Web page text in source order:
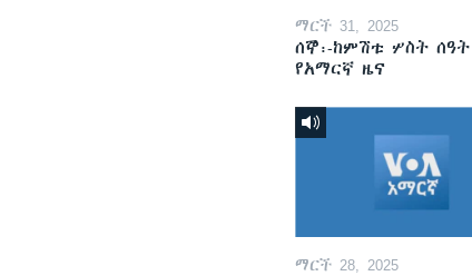
ማርች 31, 2025
ሰኞ፡-ከምሽቱ ሦስት ሰዓት
የአማርኛ ዜና
ማርች 28, 2025